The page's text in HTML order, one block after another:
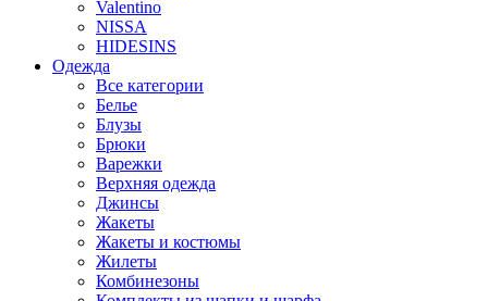
Valentino
NISSA
HIDESINS
Одежда
Все категории
Белье
Блузы
Брюки
Варежки
Верхняя одежда
Джинсы
Жакеты
Жакеты и костюмы
Жилеты
Комбинезоны